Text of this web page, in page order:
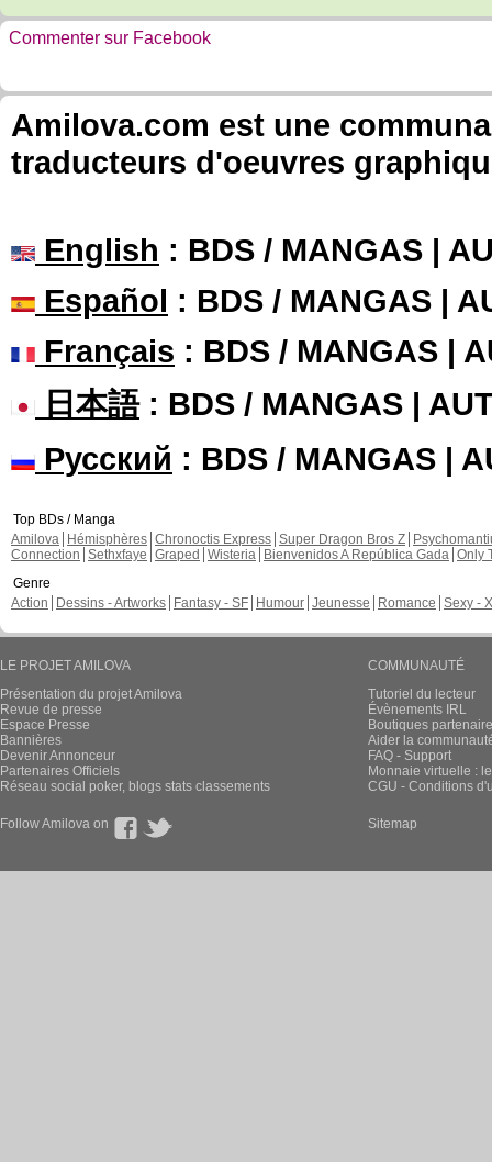
Commenter sur Facebook
Amilova.com est une
traducteurs d'oeuvres
English : BDS / MANGAS |
Español : BDS / MANGAS |
Français : BDS / MANGAS |
日本語: BDS / MANGAS |
Русский : BDS / MANGAS |
Top BDs / Manga
Amilova
Hémisphères Chronoctis Express Super Dragon Bros Z
Connection Sethxfaye Graped Wisteria Bienvenidos A República Gada Only
Genre
Action
Dessins - Artworks Fantasy - SF Humour Jeunesse Romance Sexy -
LE PROJET AMILOVA
Présentation du projet Amilova
Revue de presse
Espace Presse
Bannières
Devenir Annonceur
Partenaires Officiels
Réseau social poker, blogs stats classements
COMMUNAUTÉ
Tutoriel du lecteur
Évènements IRL
Boutiques
Aider la
FAQ - Support
Monnaie virtuelle :
CGU - Conditions
Follow Amilova on Sitemap